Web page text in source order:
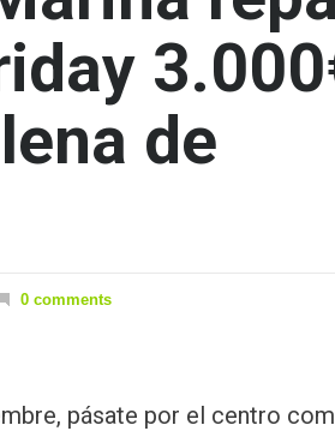
de
0 comments
pásate por el centro